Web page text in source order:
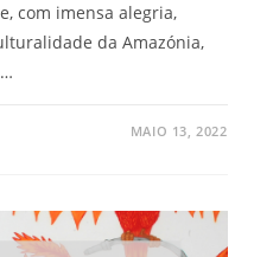
com imensa alegria,
da Amazónia,
MAIO 13, 2022